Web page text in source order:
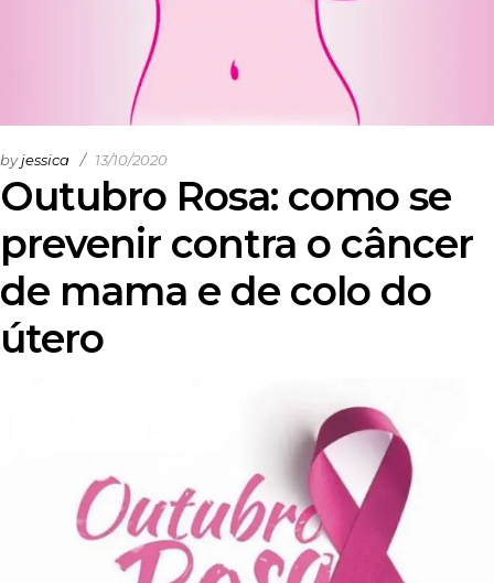
Outubro Rosa: como se
prevenir contra o câncer
de mama e de colo do
útero
byjessica 13/10/2020